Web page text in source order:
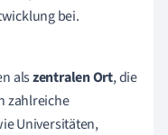
bei.
alszentralen Ort, die
zahlreiche
Universitäten,